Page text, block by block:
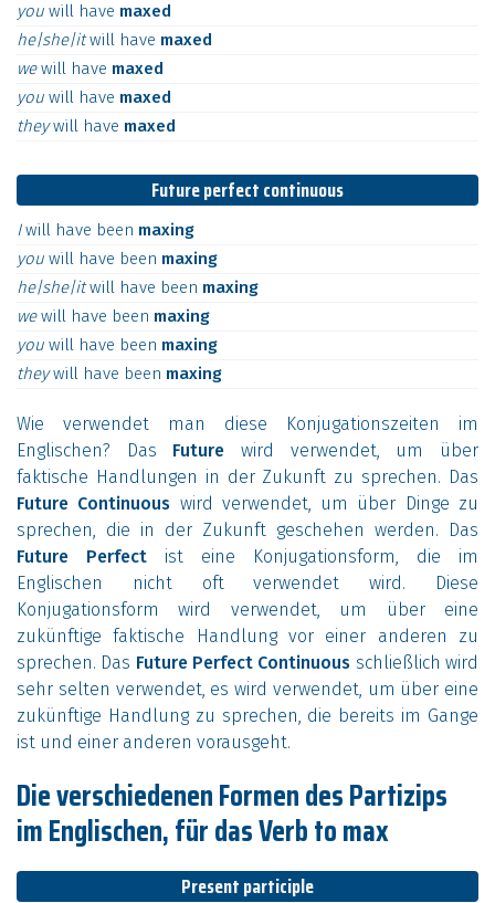
you will have maxed
he|she|itwill have maxed
wewill have maxed
you will have maxed
theywill have maxed
Future perfect continuous
Iwill have been maxing
you will have been maxing
he|she|itwill have been maxing
wewill have been maxing
you will have been maxing
theywill have been maxing
Wie verwendet man diese Konjugationszeiten im
Englischen? Das Future wird verwendet, um über
faktische Handlungen in der Zukunft zu sprechen. Das
Future Continuous wird verwendet, um über Dinge zu
sprechen, die in der Zukunft geschehen werden. Das
Future Perfect ist eine Konjugationsform, die im
Englischen nicht oft verwendet wird. Diese
Konjugationsform wird verwendet, um über eine
zukünftige faktische Handlung vor einer anderen zu
sprechen. Das Future Perfect Continuous schließlich wird
sehr selten verwendet, es wird verwendet, um über eine
zukünftige Handlung zu sprechen, die bereits im Gange
ist und einer anderen vorausgeht.
Die verschiedenen Formen des Partizips
im Englischen, für das Verb to max
Present participle